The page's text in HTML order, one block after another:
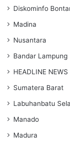
Diskominfo
Madina
Nusantara
Bandar Lampung
HEADLINE NEWS
Sumatera Barat
Labuhanbatu
Manado
Madura